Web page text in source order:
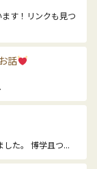
す！リンクも見つ
話
した。 博学且つ...